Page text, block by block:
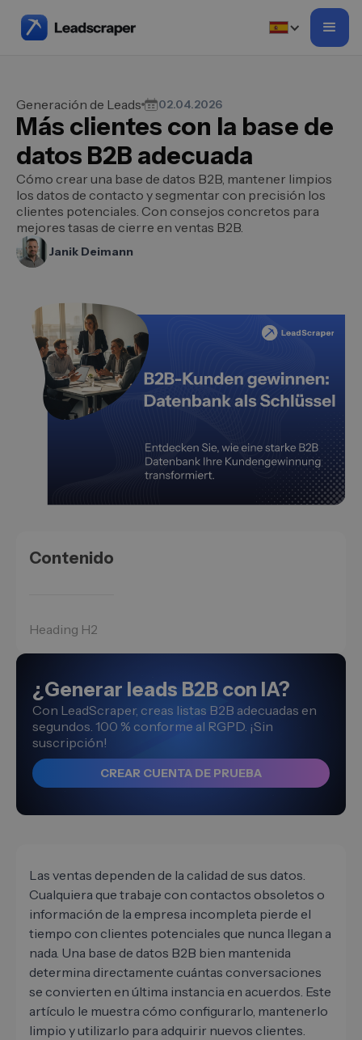
Generación de Leads 02.04.2026
Más clientes con la base de
datos B2B adecuada
Cómo crear una base de datos B2B, mantener limpios
los datos de contacto y segmentar con precisión los
clientes potenciales. Con consejos concretos para
mejores tasas de cierre en ventas B2B.
Janik Deimann
Contenido
Heading H2
¿Generar leads B2B con IA?
Con LeadScraper, creas listas B2B adecuadas en
segundos. 100 % conforme al RGPD. ¡Sin
suscripción!
CREAR CUENTA DE PRUEBA
Las ventas dependen de la calidad de sus datos.
Cualquiera que trabaje con contactos obsoletos o
información de la empresa incompleta pierde el
tiempo con clientes potenciales que nunca llegan a
nada. Una base de datos B2B bien mantenida
determina directamente cuántas conversaciones
se convierten en última instancia en acuerdos. Este
artículo le muestra cómo configurarlo, mantenerlo
limpio y utilizarlo para adquirir nuevos clientes.